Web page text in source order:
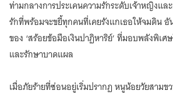
เปย์
ท่ามกลางการประเคนความรักระดับเจ้าหญิงแ
รักที่พร้อมจะขยี้ทุกคนที่เคยรังแกเธอให้จมดิน
ของ ‘สร้อยข้อมือเงินปาฏิหาริย์’ ที่มอบพลังพิเ
และรักษาบาดแผล
เมื่อภัยร้ายที่ซ่อนอยู่เริ่มปรากฏ หนูน้อยวัยสามข